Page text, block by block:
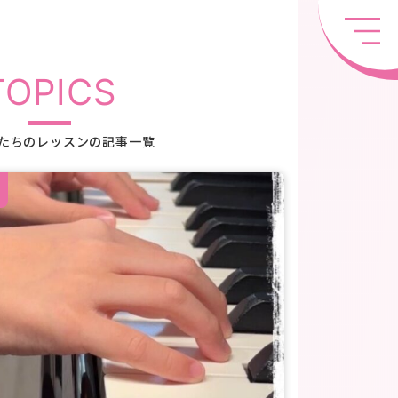
ちのレッスンの記事一覧